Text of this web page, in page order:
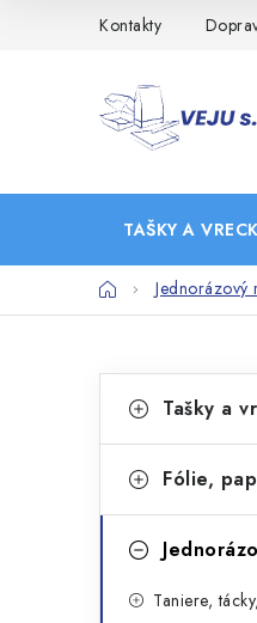
Kontakty
TAŠKY A
DomovJednorázový
o
n
kategórie
a
e
Tašky a
Fólie,
Taniere,